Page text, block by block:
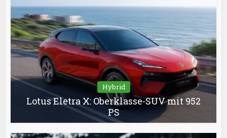
Hybrid
Lotus Eletra X: Oberklasse-SUV mit 952
PS